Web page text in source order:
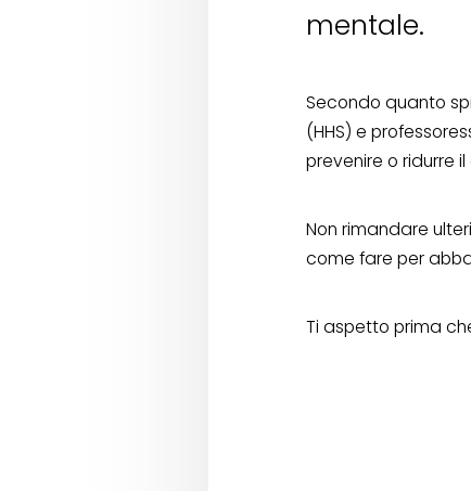
mentale.
Secondo quanto
(HHS) e
prevenire o ridurre
Non rimandare
come fare per
Ti aspetto prima